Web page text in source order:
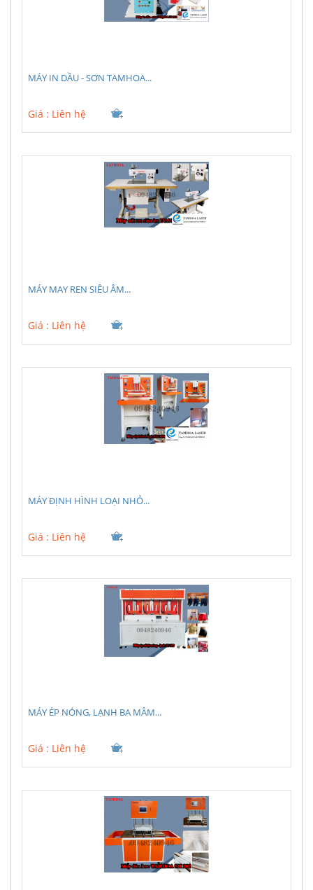
MÁY IN DẦU - SƠN TAMHOA...
Giá : Liên hệ
MÁY MAY REN SIÊU ÂM...
Giá : Liên hệ
MÁY ĐỊNH HÌNH LOẠI NHỎ...
Giá : Liên hệ
MÁY ÉP NÓNG, LẠNH BA MÂM...
Giá : Liên hệ